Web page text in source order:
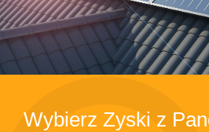
Wybierz Zyski z